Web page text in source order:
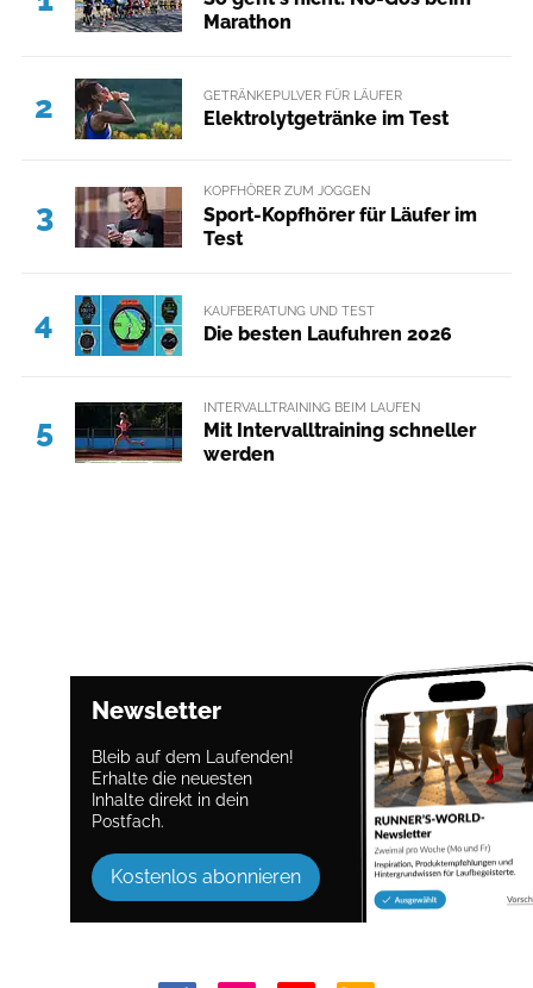
Marathon
2 GETRÄNKEPULVER FÜR LÄUFER
Elektrolytgetränke im Test
3
KOPFHÖRER ZUM JOGGEN
Sport-Kopfhörer für Läufer im
Test
4 KAUFBERATUNG UND TEST
Die besten Laufuhren 2026
5
INTERVALLTRAINING BEIM LAUFEN
Mit Intervalltraining schneller
werden
Newsletter
Bleib auf dem Laufenden!
Erhalte die neuesten
Inhalte direkt in dein
Postfach.
Kostenlos abonnieren